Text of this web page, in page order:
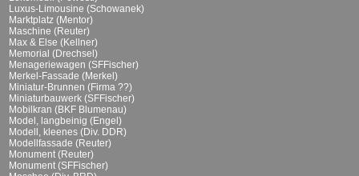
Luxus-Limousine (Schowanek)
Marktplatz (Mentor)
Maschine (Reuter)
Max & Else (Kellner)
Memorial (Drechsel)
Menageriewagen (SFFischer)
Merkel-Fassade (Merkel)
Miniatur-Brunnen (Firma ??)
Miniaturbauwerk (SFFischer)
Mobilkran (BKF Blumenau)
Model, langbeinig (Engel)
Modell, kleenes (Div. DDR)
Modellfassade (Reuter)
Monument (Reuter)
Monument (SFFischer)